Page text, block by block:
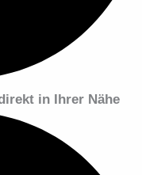
in Ihrer Nähe